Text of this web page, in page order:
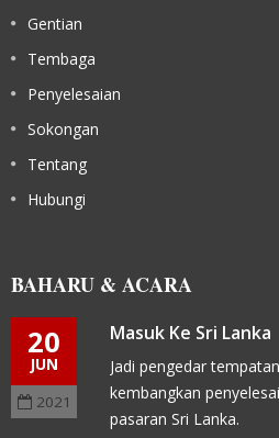
Gentian
Tembaga
Penyelesaian
Sokongan
Tentang
Hubungi
BAHARU & ACARA
20
JUN
2021
Masuk Ke Sri Lanka
Jadi pengedar
kembangkan
pasaran Sri Lanka.